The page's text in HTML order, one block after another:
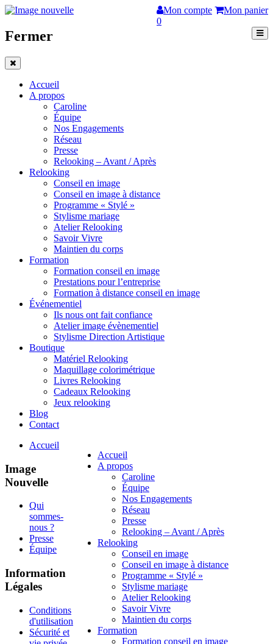
Mon compte
Mon panier
0
Fermer
Accueil
A propos
Caroline
Équipe
Nos Engagements
Réseau
Presse
Relooking – Avant / Après
Relooking
Conseil en image
Conseil en image à distance
Programme « Stylé »
Stylisme mariage
Atelier Relooking
Savoir Vivre
Maintien du corps
Formation
Formation conseil en image
Prestations pour l’entreprise
Formation à distance conseil en image
Événementiel
Ils nous ont fait confiance
Atelier image évènementiel
Stylisme Direction Artistique
Boutique
Matériel Relooking
Maquillage colorimétrique
Livres Relooking
Cadeaux Relooking
Jeux relooking
Blog
Contact
Accueil
A propos
Caroline
Équipe
Nos Engagements
Réseau
Presse
Relooking – Avant / Après
Relooking
Conseil en image
Conseil en image à distance
Programme « Stylé »
Stylisme mariage
Atelier Relooking
Savoir Vivre
Maintien du corps
Formation
Formation conseil en image
Accueil
Image
Nouvelle
Qui
sommes-
nous ?
Presse
Équipe
Information
Légales
Conditions
d'utilisation
Sécurité et